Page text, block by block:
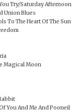
Try/Saturday Afternoon
Union Blues
To The Heart Of The Sun
Magical Moon
You And Me And Pooneil